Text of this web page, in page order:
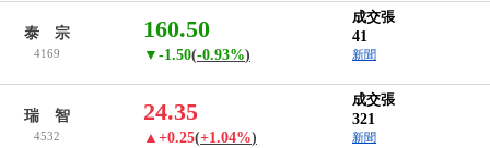
泰 宗
4169
160.50
▼-1.50(-0.93%)
成交張
41
新聞
瑞 智
4532
24.35
▲+0.25(+1.04%)
成交張
321
新聞